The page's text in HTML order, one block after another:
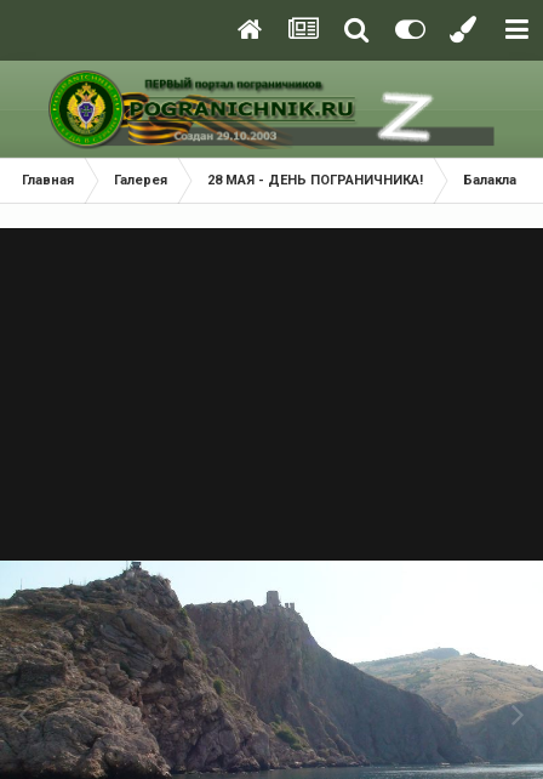
Главная Галерея 28 МАЯ - ДЕНЬ ПОГРАНИЧНИКА! Балаклава